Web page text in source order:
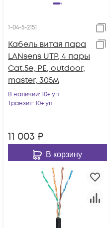
1-04-5-2151
Кабель витая пара
LANsens UTP, 4 пары
Cat.5e, PE, outdoor,
master, 305м
В наличии: 10+ уп
Транзит: 10+ уп
11 003 ₽
В корзину